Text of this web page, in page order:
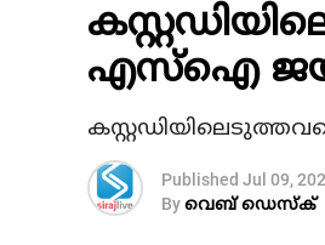
എസ്ഐ
Published Jul 09,
Byവെബ് ഡെസ്‌ക്